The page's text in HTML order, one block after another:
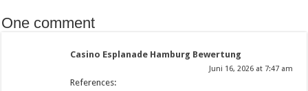
One comment
Casino Esplanade Hamburg Bewertung
Juni 16, 2026 at 7:47 am
References: